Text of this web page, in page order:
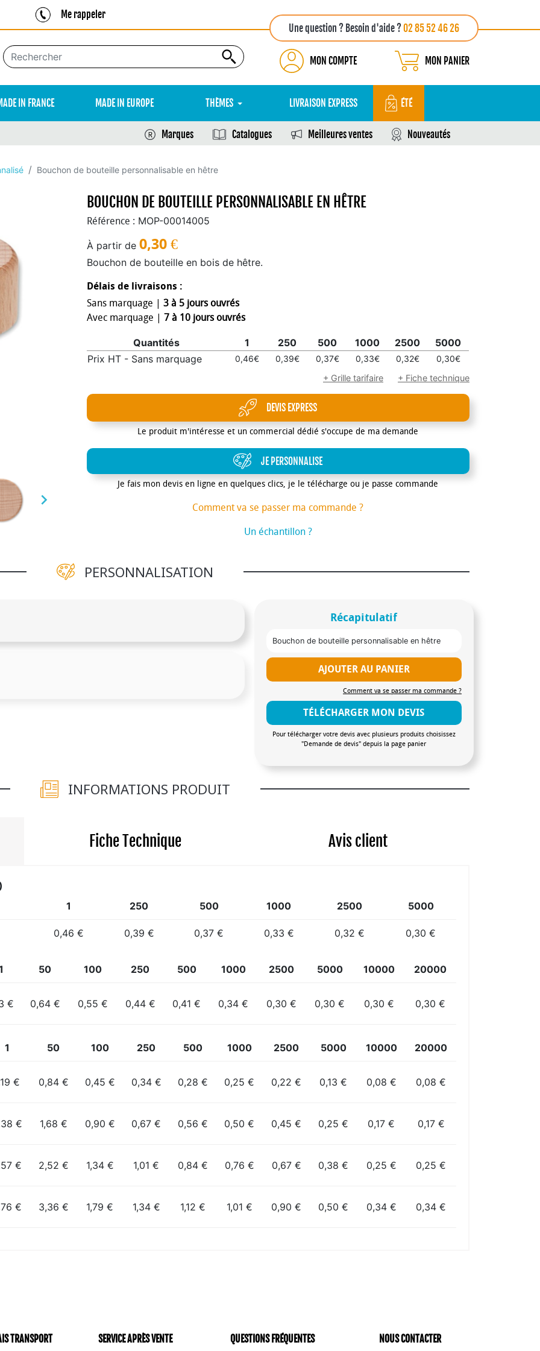
Me rappeler
Une question ? Besoin d'aide ?02 85 52 46 26
MON COMPTE MON PANIER
IN FRANCE MADE IN EUROPE THÈMES LIVRAISON EXPRESS ÉTÉ
Marques Catalogues Meilleures ventes Nouveautés
Bouchon de bouteille personnalisable en hêtre

BOUCHON DE BOUTEILLE PERSONNALISABLE EN HÊTRE
Référence : MOP-00014005
À partir de 0,30 €
Bouchon de bouteille en bois de hêtre.
Délais de livraisons :
Sans marquage | 3 à 5 jours ouvrés
Avec marquage | 7 à 10 jours ouvrés
Quantités 1 250 500 1000 2500
5000
Prix HT - Sans marquage
0,46€ 0,39€ 0,37€ 0,33€ 0,32€
0,30€
+ Grille tarifaire
+ Fiche technique
DEVIS EXPRESS
Le produit m'intéresse et un commercial dédié s'occupe de ma demande
JE PERSONNALISE
Je fais mon devis en ligne en quelques clics, je le télécharge ou je passe commande
Comment va se passer ma commande ?
Un échantillon ?
PERSONNALISATION
Récapitulatif
Bouchon de bouteille personnalisable en hêtre
AJOUTER AU PANIER
Comment va se passer ma commande ?
TÉLÉCHARGER MON DEVIS
Pour télécharger votre devis avec plusieurs produits choisissez
"Demande de devis" depuis la page panier
INFORMATIONS PRODUIT
Fiche Technique Avis client
1
250 500 1000 2500 5000
0,46 € 0,39 € 0,37 € 0,33 € 0,32 € 0,30 €
50 100 250 500 1000 2500 5000 10000 20000
€ 0,64 € 0,55 € 0,44 € 0,41 € 0,34 € 0,30 € 0,30 € 0,30 € 0,30 €
1 50 100 250 500 1000 2500 5000 10000 20000
€ 0,84 € 0,45 € 0,34 € 0,28 € 0,25 € 0,22 € 0,13 € 0,08 € 0,08 €
€ 1,68 € 0,90 € 0,67 € 0,56 € 0,50 € 0,45 € 0,25 € 0,17 € 0,17 €
€ 2,52 € 1,34 € 1,01 € 0,84 € 0,76 € 0,67 € 0,38 € 0,25 € 0,25 €
€ 3,36 € 1,79 € 1,34 € 1,12 € 1,01 € 0,90 € 0,50 € 0,34 € 0,34 €
TRANSPORT SERVICE APRÈS VENTE QUESTIONS FRÉQUENTES NOUS CONTACTER